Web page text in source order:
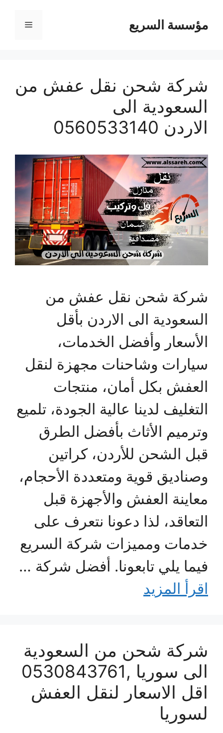
مؤسسة السريع القائمة
شركة شحن نقل عفش من
السعودية الى
الاردن 0560533140
شركة شحن نقل عفش من
السعودية الى الاردن بأقل
الأسعار وأفضل الخدمات،
سيارات وشاحنات مجهزة لنقل
العفش بكل أمان، منتجات
التغليف لدينا عالية الجودة، تلميع
وترميم الأثاث بأفضل الطرق
قبل الشحن للأردن، كراتين
وصناديق قوية ومتعددة الأحجام،
معاينة العفش والأجهزة قبل
التعاقد، لذا دعونا نتعرف على
خدمات ومميزات شركة السريع
فيما يلي تابعونا. أفضل شركة …
اقرأ المزيد
شركة شحن من السعودية
الى سوريا ,0530843761
اقل الاسعار لنقل العفش
لسوريا